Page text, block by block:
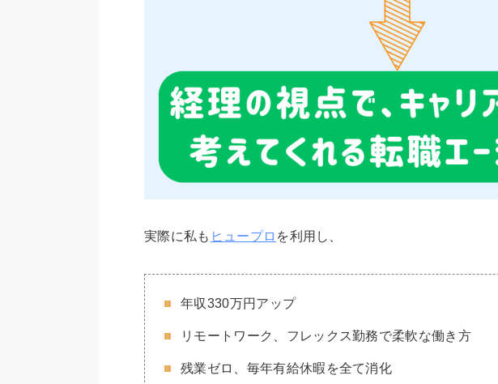
実際に私も ヒュープロ を利用し、
年収330万円アップ
リモートワーク、フレックス勤務で柔軟な働き方
残業ゼロ、毎年有給休暇を全て消化